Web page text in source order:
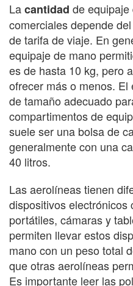
Lacantidad de
comerciales depende
de tarifa de viaje. En
equipaje de mano
es de hasta 10 kg, pero
ofrecer más o menos.
de tamaño adecuado
compartimentos de
suele ser una bolsa de
generalmente con una
40 litros.
Las aerolíneas tienen
dispositivos electrónicos
portátiles, cámaras y
permiten llevar estos
mano con un peso total
que otras aerolíneas
Es importante leer las